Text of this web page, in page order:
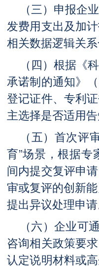
（三）申报企
发费用支出及加
相关数据逻辑关
（四）根据《
承诺制的通知》
登记证件、专利
主选择是否适用
（五）首次评
育”场景，根据专
间内提交复评申
审或复评的创新
提出异议处理申
（六）企业可
咨询相关政策要
认定说明材料或